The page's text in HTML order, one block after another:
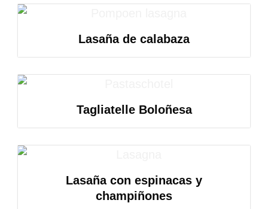
Lasaña de calabaza
Tagliatelle Boloñesa
Lasaña con espinacas y
champiñones